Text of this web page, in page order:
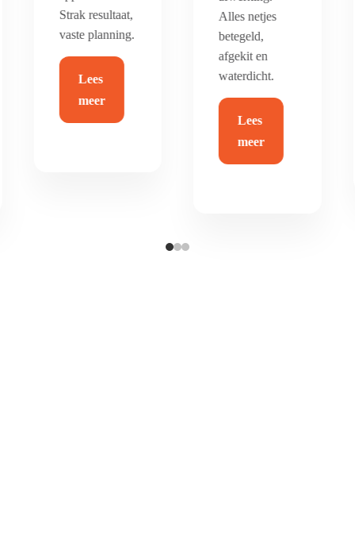
Alles netjes
betegeld,
afgekit en
waterdicht.
Lees
duurzaam en
helemaal van
nu.
Lees
meer